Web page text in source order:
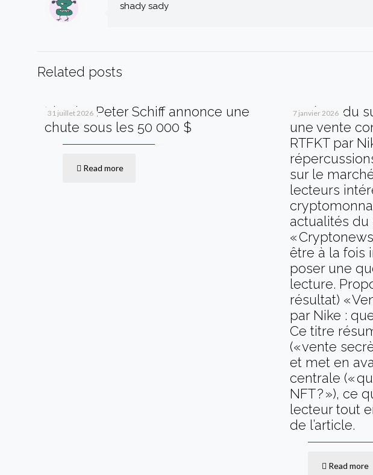
shady sady
Related posts
31 juillet 2026
Bitcoin : Peter Schiff annonce une
chute sous les 50 000 $
Read more
7 janvier 2026
Analyse du
une vente
RTFKT par
sur le
lecteurs
actualités du
«
être à la fois
poser une
lecture.
résultat) «
par Nike :
Ce titre
(« vente
et met en
centrale («
NFT ? »), ce
lecteur tout
de l’article.
Read more